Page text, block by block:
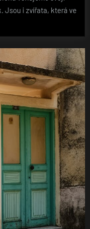
Jsou i zvířata, která ve